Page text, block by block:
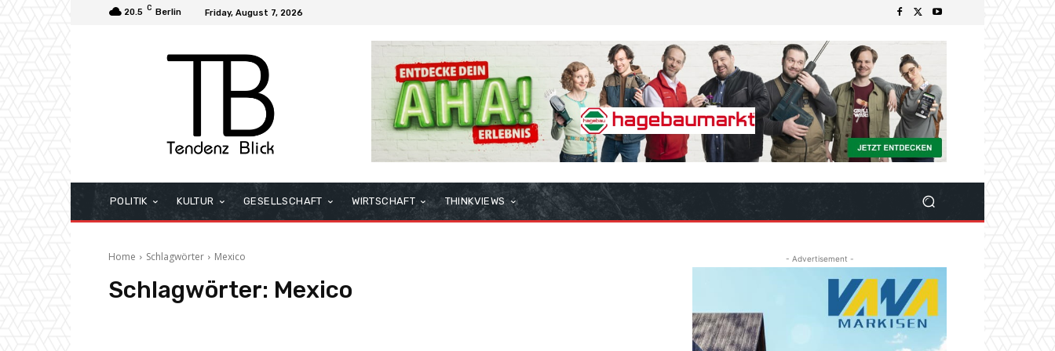
20.5 C Berlin Friday, August 7, 2026
POLITIK KULTUR GESELLSCHAFT WIRTSCHAFT THINKVIEWS
Home Schlagwörter Mexico
Schlagwörter: Mexico
- Advertisement -